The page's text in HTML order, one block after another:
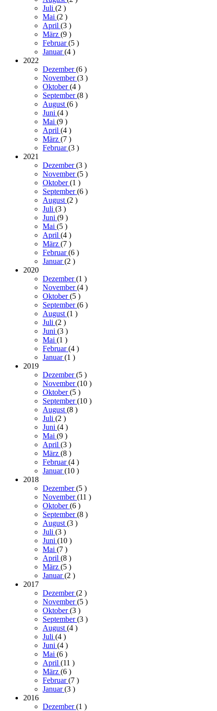
Juli (2 )
Mai (2 )
April (3 )
März (9 )
Februar(5 )
Januar(4 )
2022
Dezember(6 )
November(3 )
Oktober(4 )
September(8 )
August (6 )
Juni (4 )
Mai (9 )
April (4 )
März (7 )
Februar(3 )
2021
Dezember(3 )
November(5 )
Oktober(1 )
September(6 )
August (2 )
Juli (3 )
Juni (9 )
Mai (5 )
April (4 )
März (7 )
Februar(6 )
Januar(2 )
2020
Dezember(1 )
November(4 )
Oktober(5 )
September(6 )
August (1 )
Juli (2 )
Juni (3 )
Mai (1 )
Februar(4 )
Januar(1 )
2019
Dezember(5 )
November(10 )
Oktober(5 )
September(10 )
August (8 )
Juli (2 )
Juni (4 )
Mai (9 )
April (3 )
März (8 )
Februar(4 )
Januar(10 )
2018
Dezember(5 )
November(11 )
Oktober(6 )
September(8 )
August (3 )
Juli (3 )
Juni (10 )
Mai (7 )
April (8 )
März (5 )
Januar(2 )
2017
Dezember(2 )
November(5 )
Oktober(3 )
September(3 )
August (4 )
Juli (4 )
Juni (4 )
Mai (6 )
April (11 )
März (6 )
Februar(7 )
Januar(3 )
2016
Dezember(1 )